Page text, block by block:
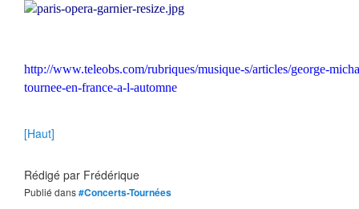
http://www.teleobs.com/rubriques/musique-s/articles/george-
tournee-en-france-a-l-automne
[Haut]
Rédigé par Frédérique
Publié dans#Concerts-Tournées